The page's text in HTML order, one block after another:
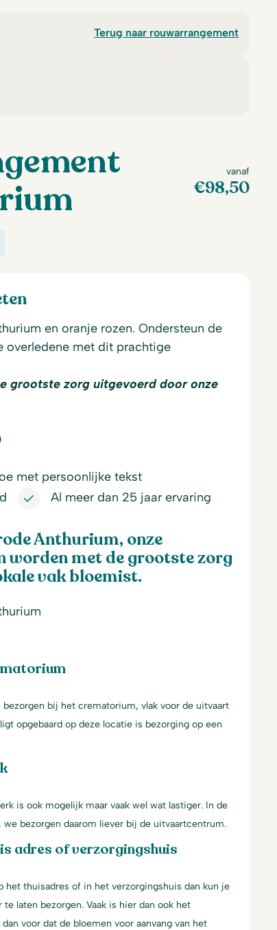
Terug naar rouwarrangement
vanaf
€98,50
en oranje rozen. Ondersteun de
overledene met dit prachtige
grootste zorg uitgevoerd door onze
met persoonlijke tekst
Al meer dan 25 jaar ervaring
Anthurium, onze
worden met de grootste zorg
vak bloemist.
bij het crematorium, vlak voor de uitvaart
opgebaard op deze locatie is bezorging op een
is ook mogelijk maar vaak wel wat lastiger. In de
bezorgen daarom liever bij de uitvaartcentrum.
adres of verzorgingshuis
het thuisadres of in het verzorgingshuis dan kun je
laten bezorgen. Vaak is hier dan ook het
voor dat de bloemen voor aanvang van het